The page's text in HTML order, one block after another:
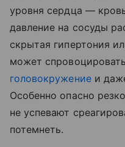
уровня сердца —
давление на сосуды
скрытая гипертония
может
головокружениеи
Особенно опасно
не успевают
потемнеть.